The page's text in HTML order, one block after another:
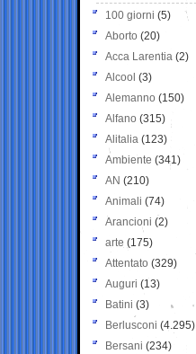
100 giorni (5)
Aborto (20)
Acca Larentia (2)
Alcool (3)
Alemanno (150)
Alfano (315)
Alitalia (123)
Ambiente (341)
AN (210)
Animali (74)
Arancioni (2)
arte (175)
Attentato (329)
Auguri (13)
Batini (3)
Berlusconi (4.295)
Bersani (234)